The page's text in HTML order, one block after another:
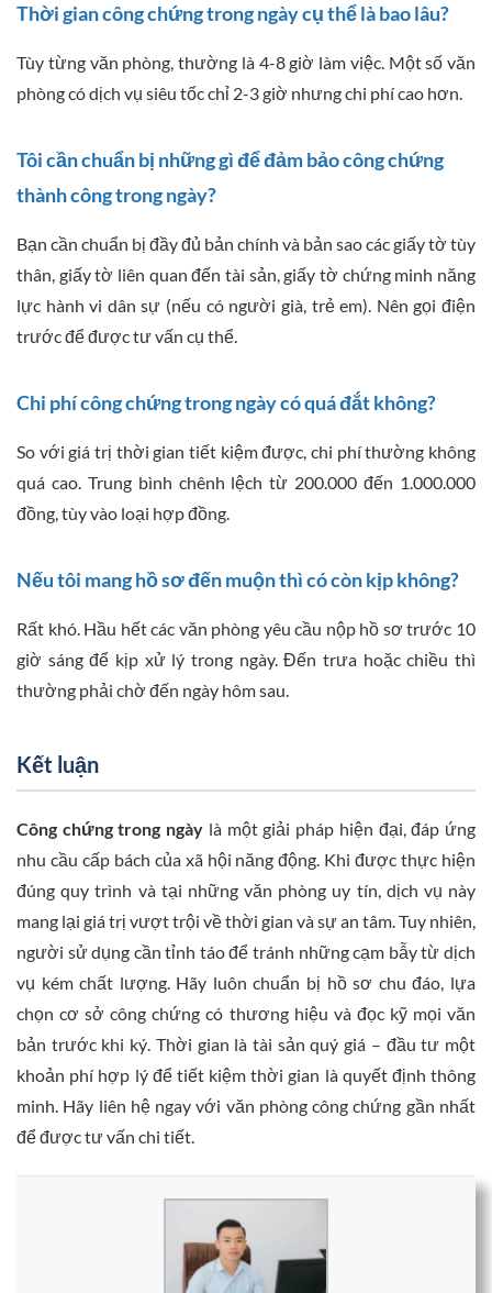
Thời gian công chứng trong ngày cụ thể là bao lâu?
Tùy từng văn phòng, thường là 4-8 giờ làm việc. Một số văn
phòng có dịch vụ siêu tốc chỉ 2-3 giờ nhưng chi phí cao hơn.
Tôi cần chuẩn bị những gì để đảm bảo công chứng
thành công trong ngày?
Bạn cần chuẩn bị đầy đủ bản chính và bản sao các giấy tờ tùy
thân, giấy tờ liên quan đến tài sản, giấy tờ chứng minh năng
lực hành vi dân sự (nếu có người già, trẻ em). Nên gọi điện
trước để được tư vấn cụ thể.
Chi phí công chứng trong ngày có quá đắt không?
So với giá trị thời gian tiết kiệm được, chi phí thường không
quá cao. Trung bình chênh lệch từ 200.000 đến 1.000.000
đồng, tùy vào loại hợp đồng.
Nếu tôi mang hồ sơ đến muộn thì có còn kịp không?
Rất khó. Hầu hết các văn phòng yêu cầu nộp hồ sơ trước 10
giờ sáng để kịp xử lý trong ngày. Đến trưa hoặc chiều thì
thường phải chờ đến ngày hôm sau.
Kết luận
Công chứng trong ngày là một giải pháp hiện đại, đáp ứng
nhu cầu cấp bách của xã hội năng động. Khi được thực hiện
đúng quy trình và tại những văn phòng uy tín, dịch vụ này
mang lại giá trị vượt trội về thời gian và sự an tâm. Tuy nhiên,
người sử dụng cần tỉnh táo để tránh những cạm bẫy từ dịch
vụ kém chất lượng. Hãy luôn chuẩn bị hồ sơ chu đáo, lựa
chọn cơ sở công chứng có thương hiệu và đọc kỹ mọi văn
bản trước khi ký. Thời gian là tài sản quý giá – đầu tư một
khoản phí hợp lý để tiết kiệm thời gian là quyết định thông
minh. Hãy liên hệ ngay với văn phòng công chứng gần nhất
để được tư vấn chi tiết.